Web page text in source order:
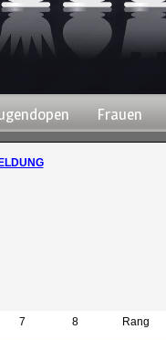
Frauen
7 8 Rang